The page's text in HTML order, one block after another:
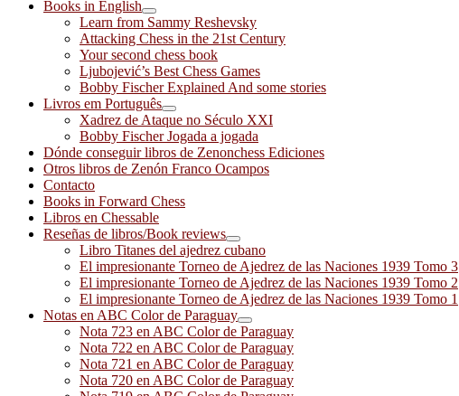
Books in English
Learn from Sammy Reshevsky
Attacking Chess in the 21st Century
Your second chess book
Ljubojević’s Best Chess Games
Bobby Fischer Explained And some stories
Livros em Português
Xadrez de Ataque no Século XXI
Bobby Fischer Jogada a jogada
Dónde conseguir libros de Zenonchess Ediciones
Otros libros de Zenón Franco Ocampos
Contacto
Books in Forward Chess
Libros en Chessable
Reseñas de libros/Book reviews
Libro Titanes del ajedrez cubano
El impresionante Torneo de Ajedrez de las Naciones 1939 Tomo 3
El impresionante Torneo de Ajedrez de las Naciones 1939 Tomo 2
El impresionante Torneo de Ajedrez de las Naciones 1939 Tomo 1
Notas en ABC Color de Paraguay
Nota 723 en ABC Color de Paraguay
Nota 722 en ABC Color de Paraguay
Nota 721 en ABC Color de Paraguay
Nota 720 en ABC Color de Paraguay